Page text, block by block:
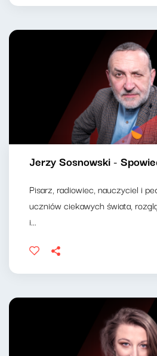
Jerzy Sosnowski -
Pisarz, radiowiec, nauczyciel i
uczniów ciekawych świata,
i...